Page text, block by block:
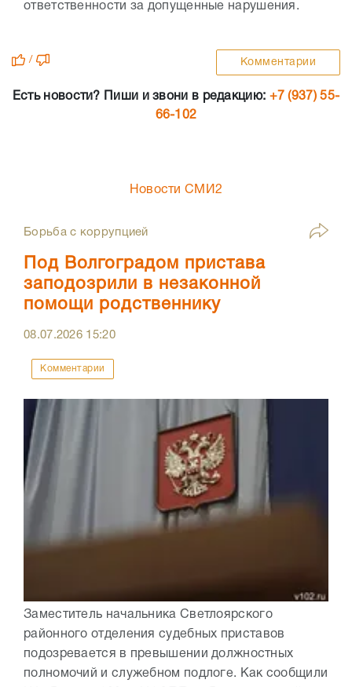
ответственности за допущенные нарушения.
/ Комментарии
Есть новости? Пиши и звони в редакцию: +7 (937) 55-
66-102
Новости СМИ2
Борьба с коррупцией
Под Волгоградом пристава
заподозрили в незаконной
помощи родственнику
08.07.2026 15:20
Комментарии
Заместитель начальника Светлоярского
районного отделения судебных приставов
подозревается в превышении должностных
полномочий и служебном подлоге. Как сообщили